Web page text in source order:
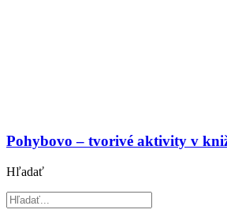
Pohybovo – tvorivé aktivity v
Hľadať